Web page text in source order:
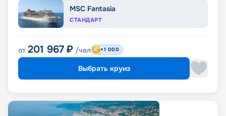
MSC Fantasia
СТАНДАРТ
от 201 967 ₽ /чел +1 000
Выбрать круиз